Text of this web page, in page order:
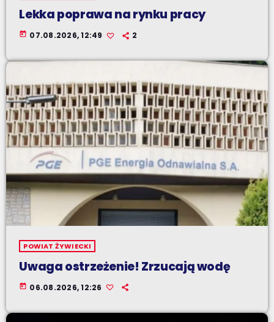
Lekka poprawa na rynku pracy
today 07.08.2026, 12:49 2
POWIAT ŻYWIECKI
Uwaga ostrzeżenie! Zrzucają wodę
today 06.08.2026, 12:26